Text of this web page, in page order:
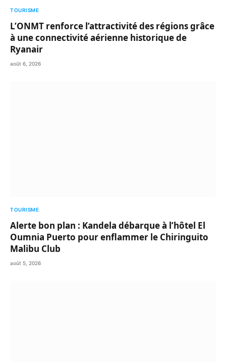
TOURISME
L’ONMT renforce l’attractivité des régions grâce
à une connectivité aérienne historique de
Ryanair
août 6, 2026
TOURISME
Alerte bon plan : Kandela débarque à l’hôtel El
Oumnia Puerto pour enflammer le Chiringuito
Malibu Club
août 5, 2026